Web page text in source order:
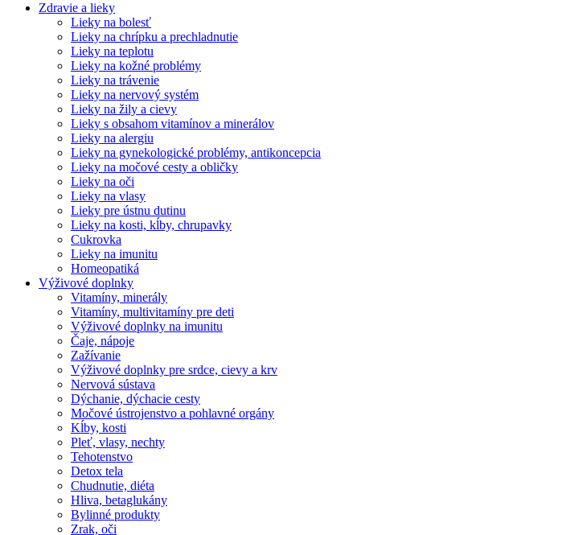
Zdravie a lieky
Lieky na bolesť
Lieky na chrípku a prechladnutie
Lieky na teplotu
Lieky na kožné problémy
Lieky na trávenie
Lieky na nervový systém
Lieky na žily a cievy
Lieky s obsahom vitamínov a minerálov
Lieky na alergiu
Lieky na gynekologické problémy, antikoncepcia
Lieky na močové cesty a obličky
Lieky na oči
Lieky na vlasy
Lieky pre ústnu dutinu
Lieky na kosti, kĺby, chrupavky
Cukrovka
Lieky na imunitu
Homeopatiká
Výživové doplnky
Vitamíny, minerály
Vitamíny, multivitamíny pre deti
Výživové doplnky na imunitu
Čaje, nápoje
Zažívanie
Výživové doplnky pre srdce, cievy a krv
Nervová sústava
Dýchanie, dýchacie cesty
Močové ústrojenstvo a pohlavné orgány
Kĺby, kosti
Pleť, vlasy, nechty
Tehotenstvo
Detox tela
Chudnutie, diéta
Hliva, betaglukány
Bylinné produkty
Zrak, oči